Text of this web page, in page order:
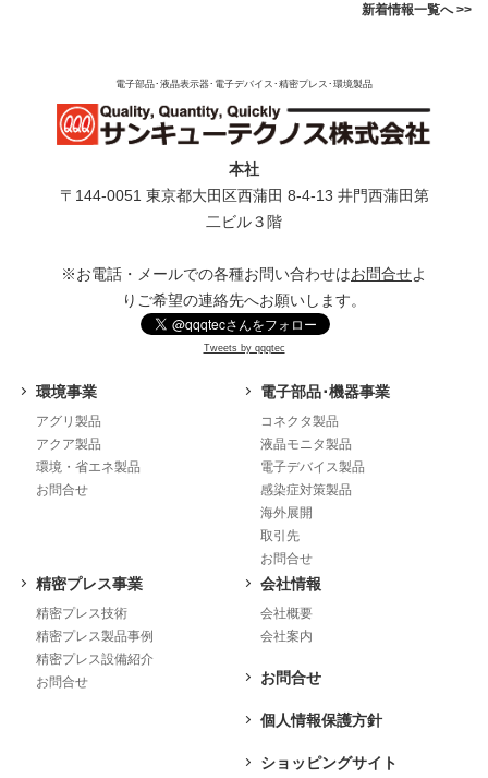
新着情報一覧へ >>
電子部品･液晶表示器･電子デバイス･精密プレス･環境製品
本社
〒144-0051 東京都⼤⽥区⻄蒲⽥ 8-4-13 井⾨⻄蒲⽥第
⼆ビル３階
※お電話・メールでの各種お問い合わせはお問合せよ
りご希望の連絡先へお願いします。
Tweets by qqqtec
環境事業
アグリ製品
アクア製品
環境・省エネ製品
お問合せ
電子部品･機器事業
コネクタ製品
液晶モニタ製品
電子デバイス製品
感染症対策製品
海外展開
取引先
お問合せ
精密プレス事業
精密プレス技術
精密プレス製品事例
精密プレス設備紹介
お問合せ
会社情報
会社概要
会社案内
お問合せ
個人情報保護方針
ショッピングサイト